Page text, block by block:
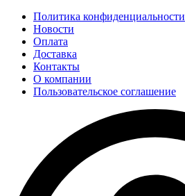
Политика конфиденциальности
Новости
Оплата
Доставка
Контакты
О компании
Пользовательское соглашение